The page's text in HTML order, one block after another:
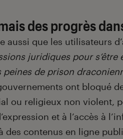
des progrès
aussi que les utilisateurs
juridiques pour s’être
de prison
ont bloqué
ou religieux non violent,
et à l’accès à
des contenus en ligne